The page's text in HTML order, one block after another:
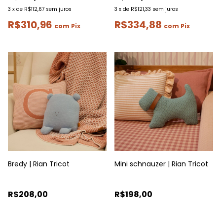
3 x de R$112,67 sem juros
R$310,96 com Pix
3 x de R$121,33 sem juros
R$334,88 com Pix
Bredy | Rian Tricot
R$208,00
Mini schnauzer | Rian Tricot
R$198,00